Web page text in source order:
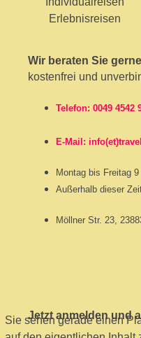
Wir beraten Sie
kostenfrei und
Telefon: 0049 4542
E-Mail:
Montag bis Freitag 9
Außerhalb dieser
Möllner Str. 23,
Jetzt anmelden und
Sie sehen gerade einen